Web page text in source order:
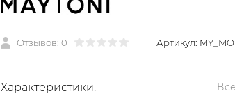
Отзывов: 0 Артикул:
Характеристики: